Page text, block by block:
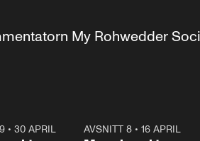
My Rohwedder
• 30 APRIL AVSNITT 8• 16 APRIL